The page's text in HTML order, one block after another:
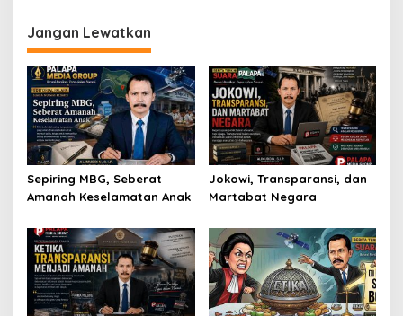
Jangan Lewatkan
Sepiring MBG, Seberat
Amanah Keselamatan Anak
Jokowi, Transparansi, dan
Martabat Negara